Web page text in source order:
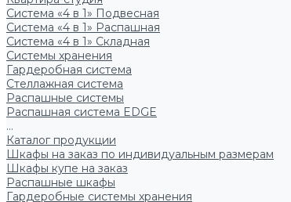
Система «4 в 1» Подвесная
Система «4 в 1» Распашная
Система «4 в 1» Складная
Системы хранения
Гардеробная система
Стеллажная система
Распашные системы
Распашная система EDGE
...
Каталог продукции
Шкафы на заказ по индивидуальным размерам
Шкафы купе на заказ
Распашные шкафы
Гардеробные системы хранения